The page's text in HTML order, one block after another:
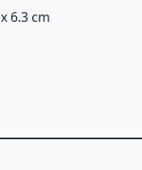
6.3 cm